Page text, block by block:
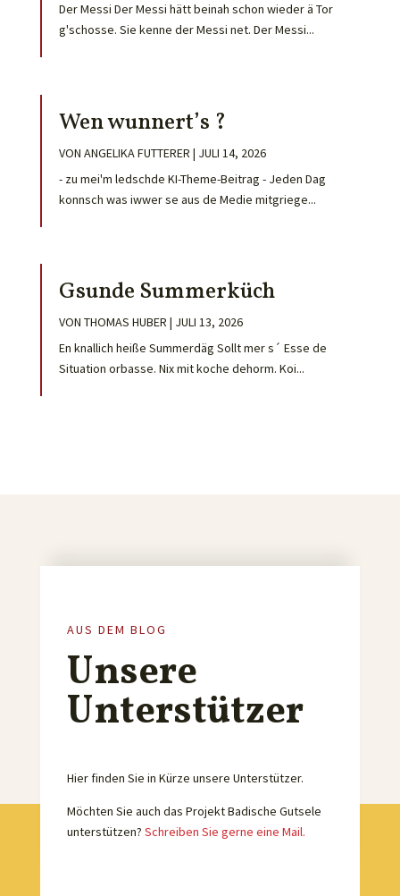
Der Messi Der Messi hätt beinah schon wieder ä Tor
g'schosse. Sie kenne der Messi net. Der Messi...
Wen wunnert’s ?
VON ANGELIKA FUTTERER | JULI 14, 2026
- zu mei'm ledschde KI-Theme-Beitrag - Jeden Dag
konnsch was iwwer se aus de Medie mitgriege...
Gsunde Summerküch
VON THOMAS HUBER | JULI 13, 2026
En knallich heiße Summerdäg Sollt mer s´ Esse de
Situation orbasse. Nix mit koche dehorm. Koi...
AUS DEM BLOG
Unsere
Unterstützer
Hier finden Sie in Kürze unsere Unterstützer.
Möchten Sie auch das Projekt Badische Gutsele
unterstützen? Schreiben Sie gerne eine Mail.